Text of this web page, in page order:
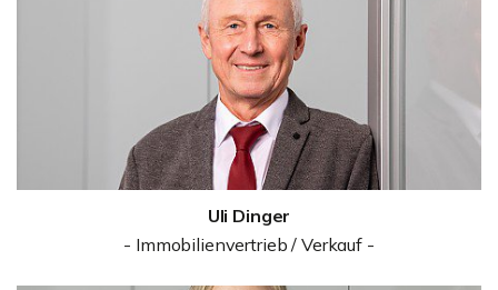
Uli Dinger
- Immobilienvertrieb / Verkauf -